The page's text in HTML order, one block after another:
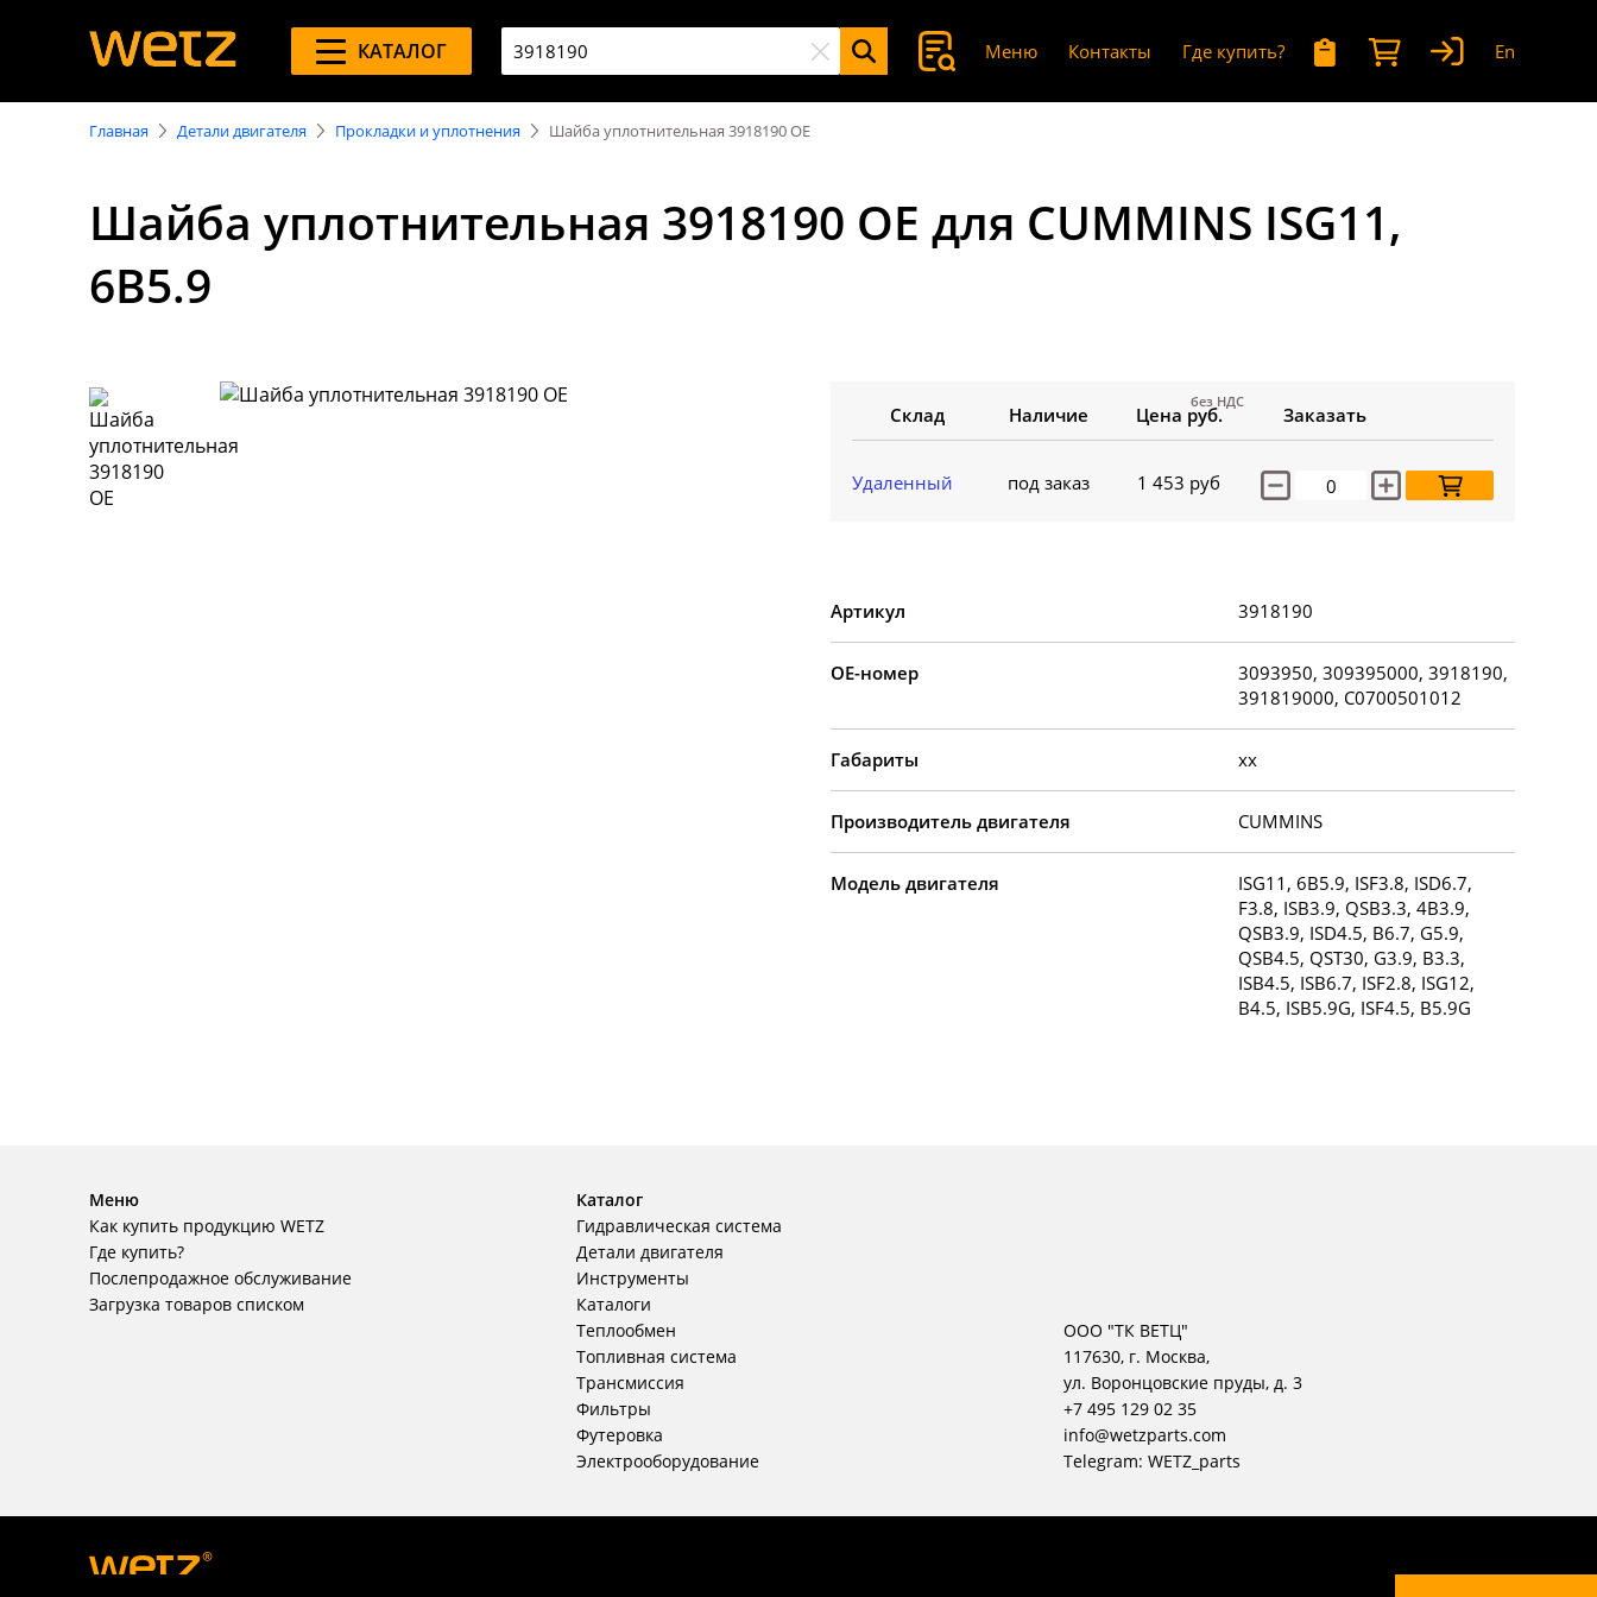
КАТАЛОГ Меню Контакты Где купить? En
Главная Детали двигателя Прокладки и уплотнения Шайба уплотнительная 3918190 OE
Шайба уплотнительная 3918190 OE для CUMMINS ISG11,
6B5.9
Склад Наличие Цена руб.
без НДС
Заказать
Удаленный под заказ 1 453 руб
Артикул 3918190
OE-номер
3093950, 309395000, 3918190,
391819000, C0700501012
Габариты xx
Производитель двигателя CUMMINS
Модель двигателя
ISG11, 6B5.9, ISF3.8, ISD6.7,
F3.8, ISB3.9, QSB3.3, 4B3.9,
QSB3.9, ISD4.5, B6.7, G5.9,
QSB4.5, QST30, G3.9, B3.3,
ISB4.5, ISB6.7, ISF2.8, ISG12,
B4.5, ISB5.9G, ISF4.5, B5.9G
Меню
Как купить продукцию WETZ
Где купить?
Послепродажное обслуживание
Загрузка товаров списком
Каталог
Гидравлическая система
Детали двигателя
Инструменты
Каталоги
Теплообмен
Топливная система
Трансмиссия
Фильтры
Футеровка
Электрооборудование
ООО "ТК ВЕТЦ"
117630, г. Москва,
ул. Воронцовские пруды, д. 3
+7 495 129 02 35
info@wetzparts.com
Telegram: WETZ_parts